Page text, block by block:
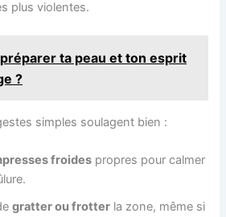
plus violentes.
ta peau et ton esprit
?
simples soulagent bien :
froides propres pour calmer
gratter ou frotter la zone, même si